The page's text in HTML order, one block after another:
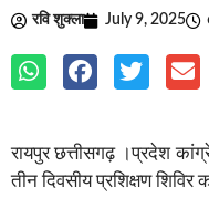
रवि शुक्ला July 9, 2025
रायपुर छत्तीसगढ़ ।प्रदेश
तीन दिवसीय प्रशिक्षण